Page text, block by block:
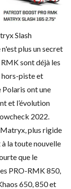
Slash
plus un secret
RMKsont déjà les
hors-piste et
Polaris ont une
et l’évolution
2022.
Matryx, plus rigide
la toute nouvelle
que le
PRO-RMK 850,
650, 850 et